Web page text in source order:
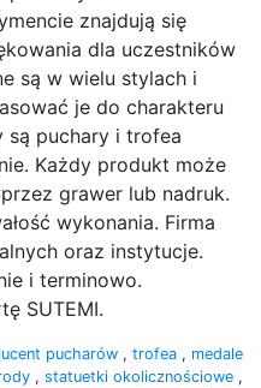
znajdują się
dla uczestników
są w wielu stylach i
je do charakteru
są puchary i trofea
Każdy produkt może
grawer lub nadruk.
wykonania. Firma
oraz instytucje.
i terminowo.
SUTEMI.
pucharów , trofea , medale
, statuetki okolicznościowe ,